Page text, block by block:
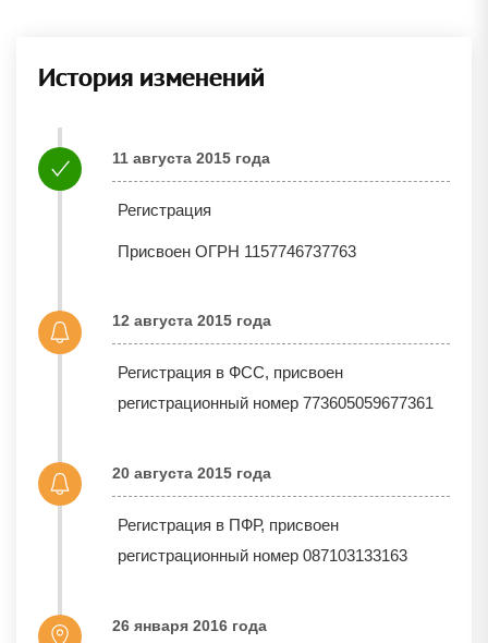
История изменений
11 августа 2015 года
Регистрация
Присвоен ОГРН 1157746737763
12 августа 2015 года
Регистрация в ФСС, присвоен
регистрационный номер 773605059677361
20 августа 2015 года
Регистрация в ПФР, присвоен
регистрационный номер 087103133163
26 января 2016 года